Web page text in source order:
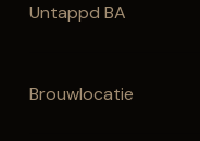
Untappd BA
Brouwlocatie